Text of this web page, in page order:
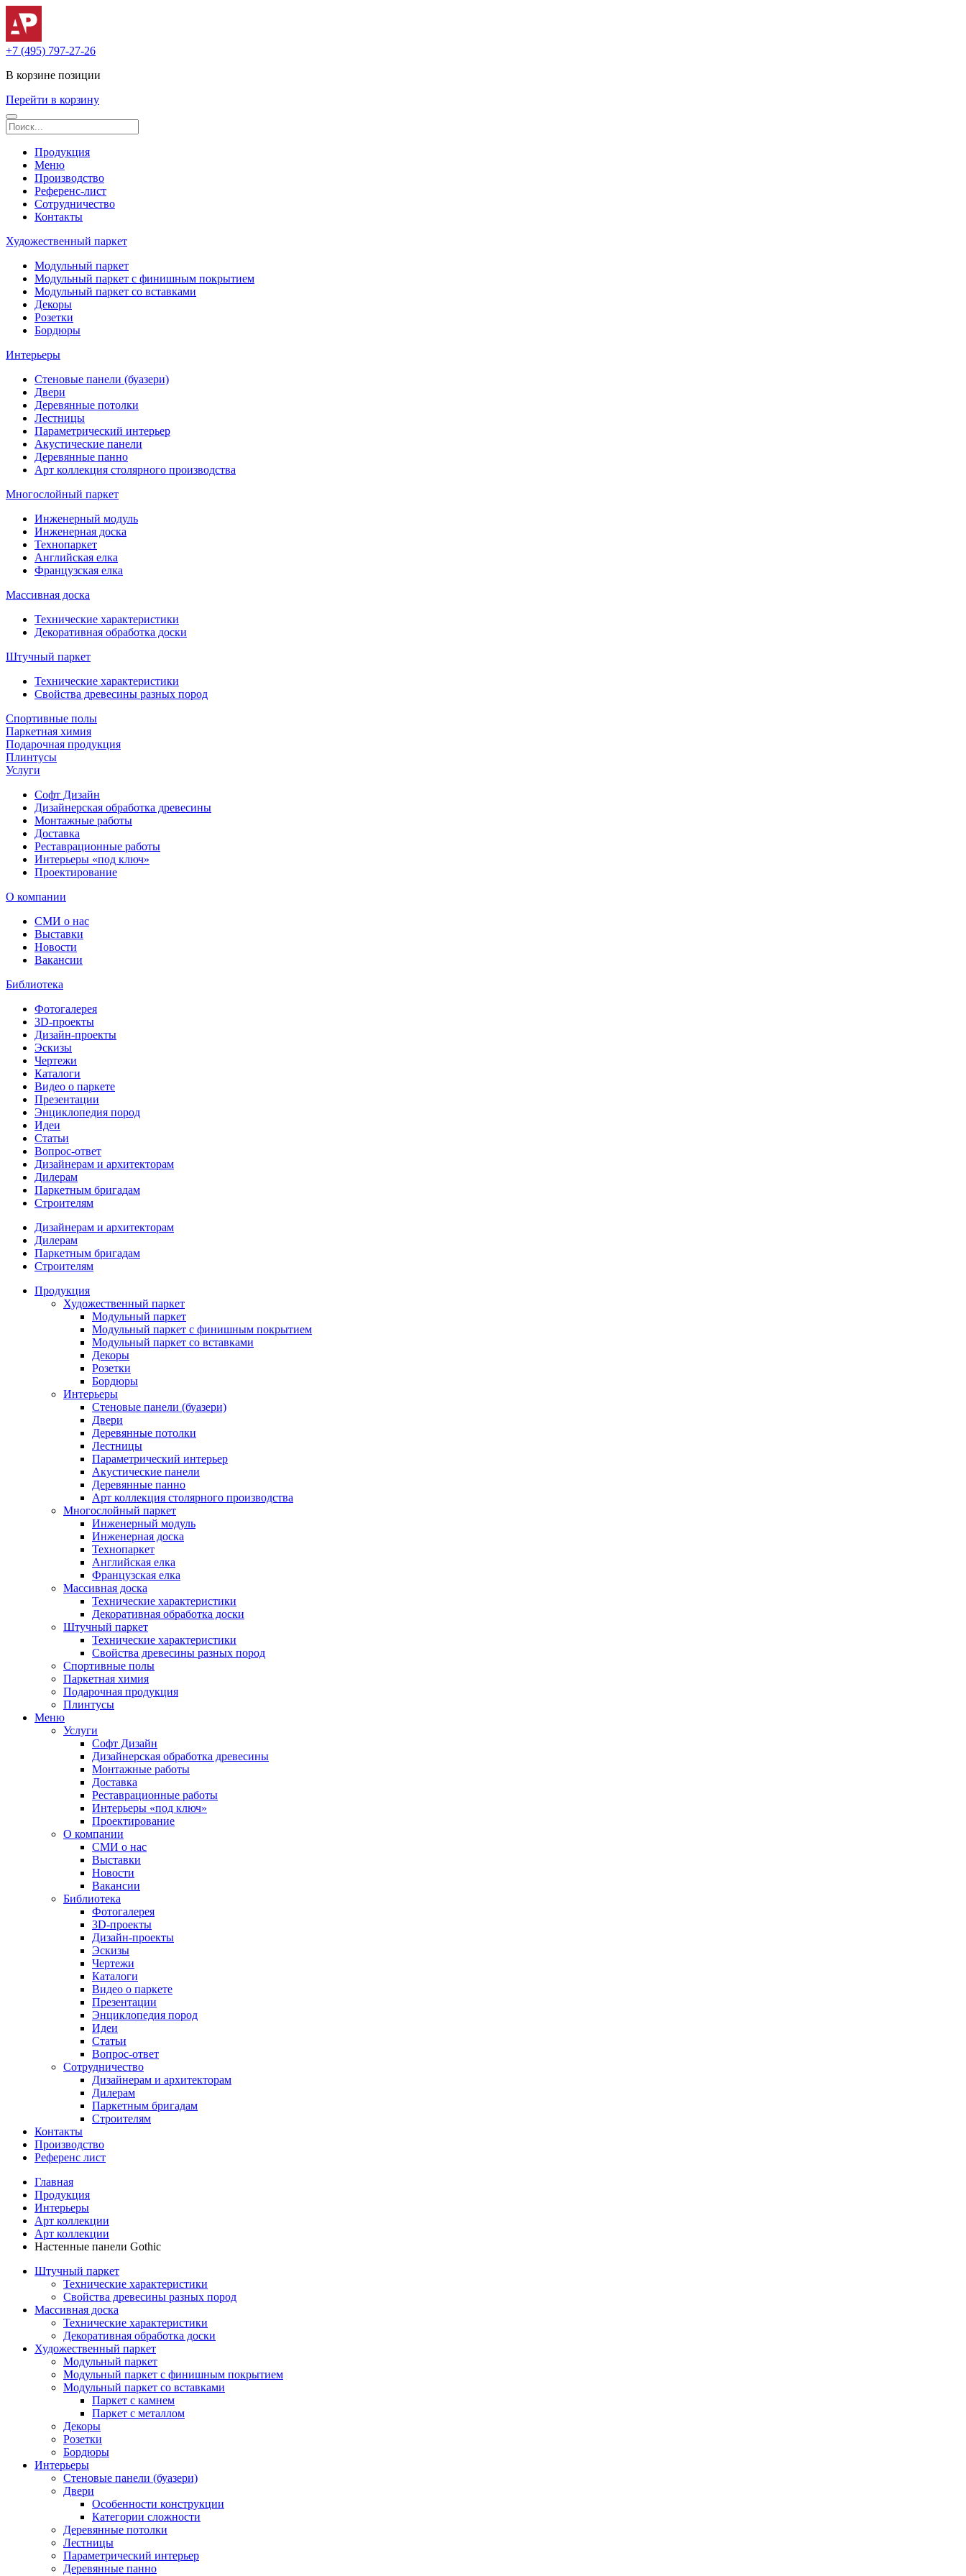
+7 (495) 797-27-26
В корзине позиции
Перейти в корзину
Продукция
Меню
Производство
Референс-лист
Сотрудничество
Контакты
Художественный паркет
Модульный паркет
Модульный паркет с финишным покрытием
Модульный паркет со вставками
Декоры
Розетки
Бордюры
Интерьеры
Стеновые панели (буазери)
Двери
Деревянные потолки
Лестницы
Параметрический интерьер
Акустические панели
Деревянные панно
Арт коллекция столярного производства
Многослойный паркет
Инженерный модуль
Инженерная доска
Технопаркет
Английская елка
Французская елка
Массивная доска
Технические характеристики
Декоративная обработка доски
Штучный паркет
Технические характеристики
Свойства древесины разных пород
Спортивные полы
Паркетная химия
Подарочная продукция
Плинтусы
Услуги
Софт Дизайн
Дизайнерская обработка древесины
Монтажные работы
Доставка
Реставрационные работы
Интерьеры «под ключ»
Проектирование
О компании
СМИ о нас
Выставки
Новости
Вакансии
Библиотека
Фотогалерея
3D-проекты
Дизайн-проекты
Эскизы
Чертежи
Каталоги
Видео о паркете
Презентации
Энциклопедия пород
Идеи
Статьи
Вопрос-ответ
Дизайнерам и архитекторам
Дилерам
Паркетным бригадам
Строителям
Дизайнерам и архитекторам
Дилерам
Паркетным бригадам
Строителям
Продукция
Художественный паркет
Модульный паркет
Модульный паркет с финишным покрытием
Модульный паркет со вставками
Декоры
Розетки
Бордюры
Интерьеры
Стеновые панели (буазери)
Двери
Деревянные потолки
Лестницы
Параметрический интерьер
Акустические панели
Деревянные панно
Арт коллекция столярного производства
Многослойный паркет
Инженерный модуль
Инженерная доска
Технопаркет
Английская елка
Французская елка
Массивная доска
Технические характеристики
Декоративная обработка доски
Штучный паркет
Технические характеристики
Свойства древесины разных пород
Спортивные полы
Паркетная химия
Подарочная продукция
Плинтусы
Меню
Услуги
Софт Дизайн
Дизайнерская обработка древесины
Монтажные работы
Доставка
Реставрационные работы
Интерьеры «под ключ»
Проектирование
О компании
СМИ о нас
Выставки
Новости
Вакансии
Библиотека
Фотогалерея
3D-проекты
Дизайн-проекты
Эскизы
Чертежи
Каталоги
Видео о паркете
Презентации
Энциклопедия пород
Идеи
Статьи
Вопрос-ответ
Сотрудничество
Дизайнерам и архитекторам
Дилерам
Паркетным бригадам
Строителям
Контакты
Производство
Референс лист
Главная
Продукция
Интерьеры
Арт коллекции
Арт коллекции
Настенные панели Gothic
Штучный паркет
Технические характеристики
Свойства древесины разных пород
Массивная доска
Технические характеристики
Декоративная обработка доски
Художественный паркет
Модульный паркет
Модульный паркет с финишным покрытием
Модульный паркет со вставками
Паркет с камнем
Паркет с металлом
Декоры
Розетки
Бордюры
Интерьеры
Стеновые панели (буазери)
Двери
Особенности конструкции
Категории сложности
Деревянные потолки
Лестницы
Параметрический интерьер
Деревянные панно